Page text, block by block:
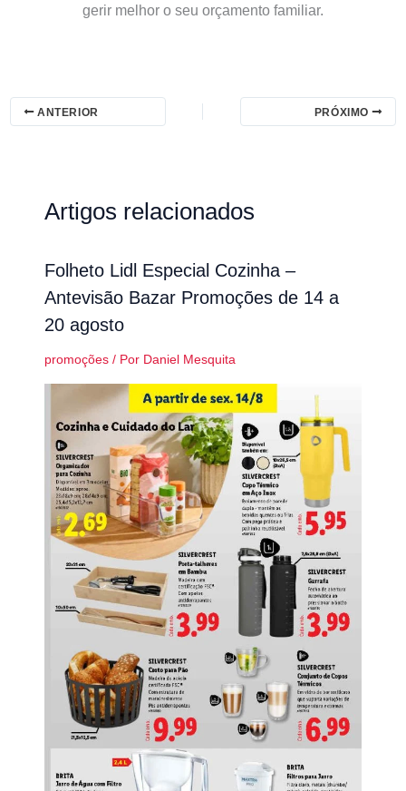
gerir melhor o seu orçamento familiar.
ANTERIOR PRÓXIMO
Artigos relacionados
Folheto Lidl Especial Cozinha –
Antevisão Bazar Promoções de 14 a
20 agosto
promoções/ Por Daniel Mesquita